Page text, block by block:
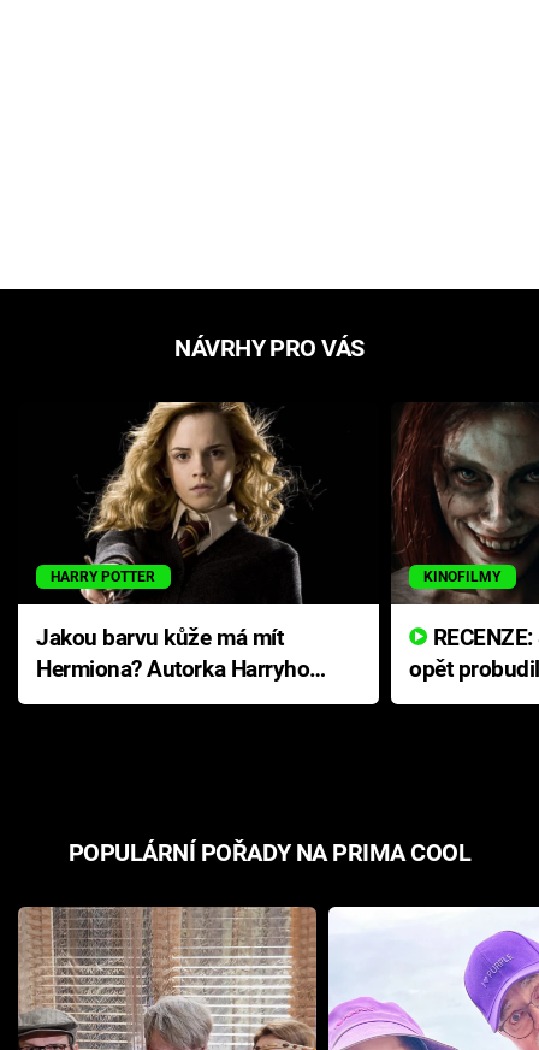
NÁVRHY PRO VÁS
HARRY POTTER
Jakou barvu kůže má mít
Hermiona? Autorka Harryho
Pottera přišla s ráznou
KINOFILMY
opět
přichází s
POPULÁRNÍ POŘADY NA PRIMA COOL